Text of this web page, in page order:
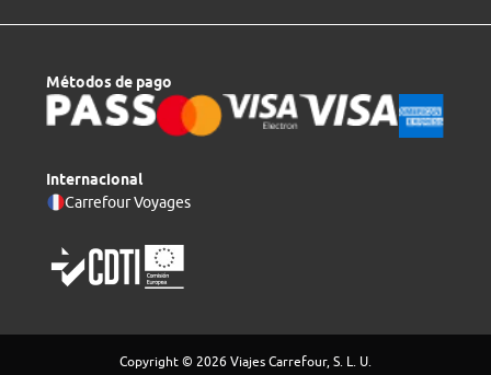
Métodos de pago
Internacional
Carrefour Voyages
Copyright © 2026 Viajes Carrefour, S. L. U.